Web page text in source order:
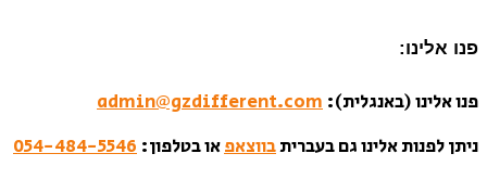
פנו אלינו:
פנו אלינו (באנגלית): admin@gzdifferent.com
ניתן לפנות אלינו גם בעבריתבווצאפאו בטלפון: 054-484-5546